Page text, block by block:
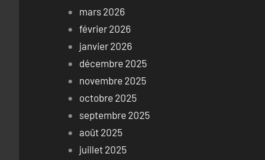
mars 2026
février 2026
janvier 2026
décembre 2025
novembre 2025
octobre 2025
septembre 2025
août 2025
juillet 2025